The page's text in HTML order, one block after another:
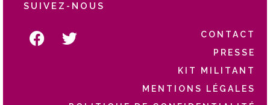
SUIVEZ-NOUS
CONTACT
PRESSE
KIT MILITANT
MENTIONS LÉGALES